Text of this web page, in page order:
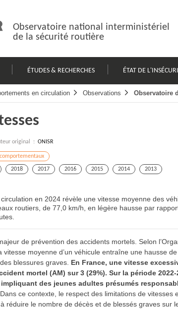
Observatoire national interministériel
de la sécurité routière
ÉTUDES & RECHERCHES ÉTAT DE
en circulation Observations Observatoire
original : ONISR
2018 2017 2016 2015 2014
2013
en 2024 révèle une vitesse moyenne des
routiers, de 77,0 km/h, en légère hausse par
de prévention des accidents mortels. Selon
moyenne d’un véhicule entraîne une hausse de
blessures graves. En France, une vitesse
mortel (AM) sur 3 (29%). Sur la période
des jeunes adultes présumés
ce contexte, le respect des limitations de vitesses
réduire le nombre de décès et de blessés graves sur